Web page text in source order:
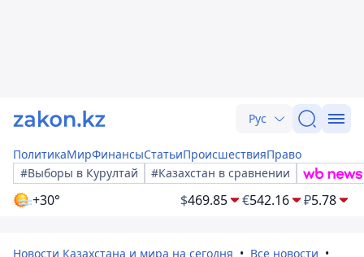
Рус
ПолитикаМирФинансыСтатьиПроисшествияПраво
#Выборы в Курултай
#Казахстан в сравнении
+30° $469.85 €542.16 ₽5.78
Новости Казахстана и мира на сегодня
Все новости